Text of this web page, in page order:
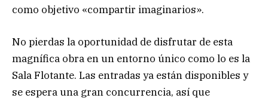
como objetivo «compartir imaginarios».
No pierdas la oportunidad de disfrutar de esta
magnífica obra en un entorno único como lo es la
Sala Flotante. Las entradas ya están disponibles y
se espera una gran concurrencia, así que